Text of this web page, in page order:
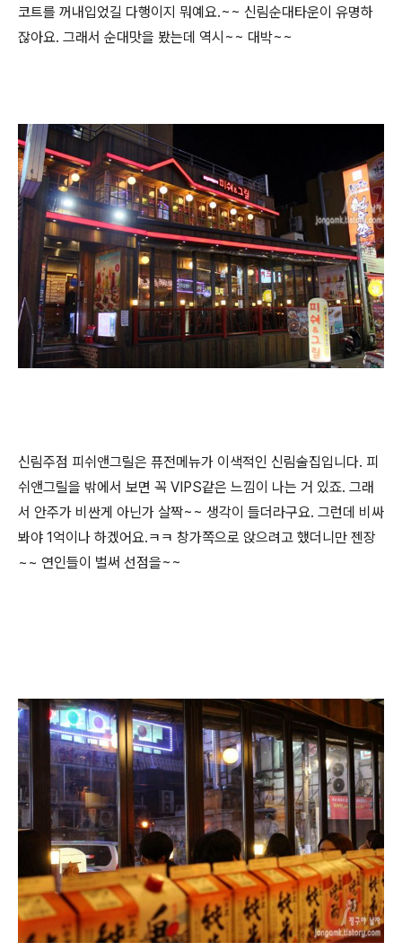
코트를 꺼내입었길 다행이지 뭐예요.~~ 신림순대타운이 유명하
잖아요. 그래서 순대맛을 봤는데 역시~~ 대박~~
신림주점 피쉬앤그릴은 퓨전메뉴가 이색적인 신림술집입니다. 피
쉬앤그릴을 밖에서 보면 꼭 VIPS같은 느낌이 나는 거 있죠. 그래
서 안주가 비싼게 아닌가 살짝~~ 생각이 들더라구요. 그런데 비싸
봐야 1억이나 하겠어요.ㅋㅋ 창가쪽으로 앉으려고 했더니만 젠장
~~ 연인들이 벌써 선점을~~